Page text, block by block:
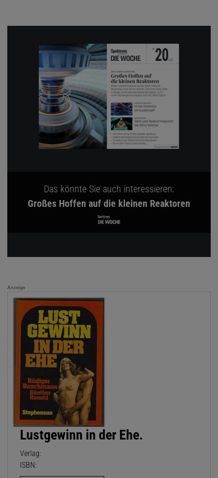
Das könnte Sie auch interessieren:
Großes Hoffen auf die kleinen Reaktoren
Anzeige
Lustgewinn in der Ehe.
Verlag:
ISBN: